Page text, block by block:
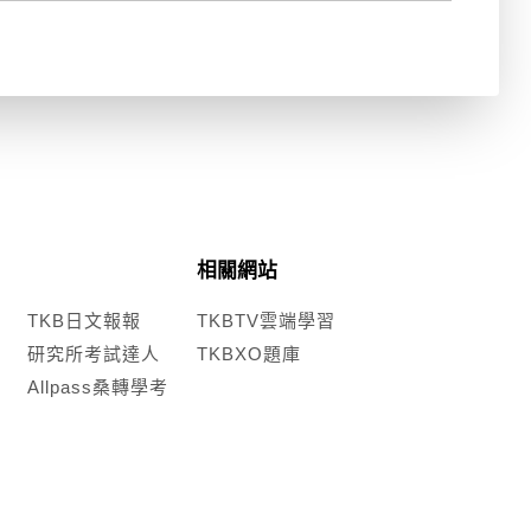
TKB日文報報
研究所考試達人
Allpass桑轉學考
相關網站
TKBTV雲端學習
TKBXO題庫